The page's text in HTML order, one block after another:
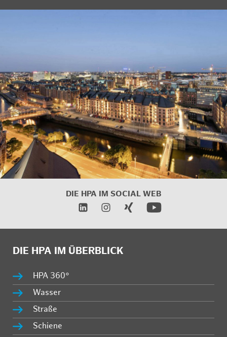
DIE HPA IM SOCIAL WEB
DIE HPA IM ÜBERBLICK
HPA 360°
Wasser
Straße
Schiene